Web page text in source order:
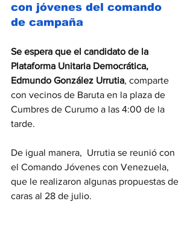
con jóvenes del comando
de campaña
Se espera que el candidato de la
Plataforma Unitaria Democrática,
Edmundo González Urrutia, comparte
con vecinos de Baruta en la plaza de
Cumbres de Curumo a las 4:00 de la
tarde.
De igual manera,  Urrutia se reunió con
el Comando Jóvenes con Venezuela,
que le realizaron algunas propuestas de
caras al 28 de julio.